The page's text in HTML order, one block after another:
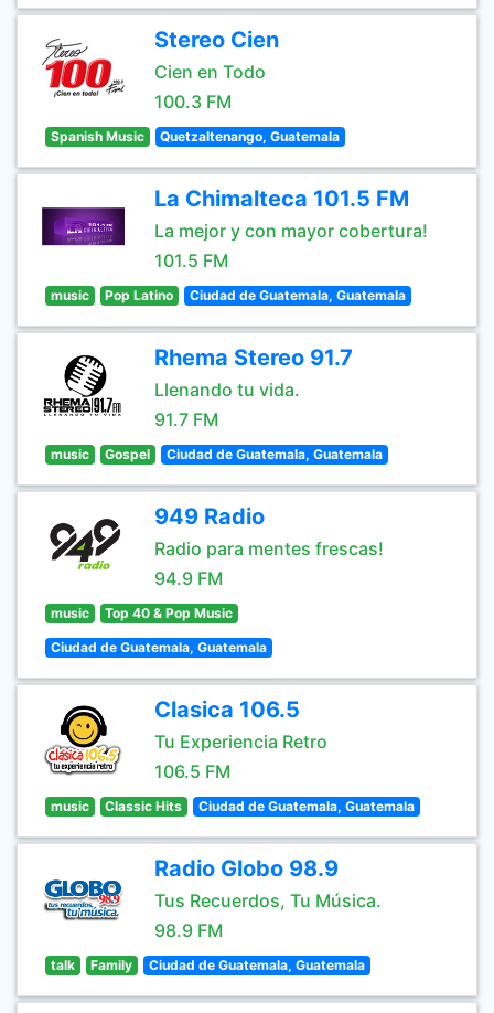
Stereo Cien
Cien en Todo
100.3 FM
Spanish Music Quetzaltenango, Guatemala
La Chimalteca 101.5 FM
La mejor y con mayor cobertura!
101.5 FM
music Pop Latino Ciudad de Guatemala, Guatemala
Rhema Stereo 91.7
Llenando tu vida.
91.7 FM
music Gospel Ciudad de Guatemala, Guatemala
949 Radio
Radio para mentes frescas!
94.9 FM
music Top 40 & Pop Music
Ciudad de Guatemala, Guatemala
Clasica 106.5
Tu Experiencia Retro
106.5 FM
music Classic Hits Ciudad de Guatemala, Guatemala
Radio Globo 98.9
Tus Recuerdos, Tu Música.
98.9 FM
talk Family Ciudad de Guatemala, Guatemala